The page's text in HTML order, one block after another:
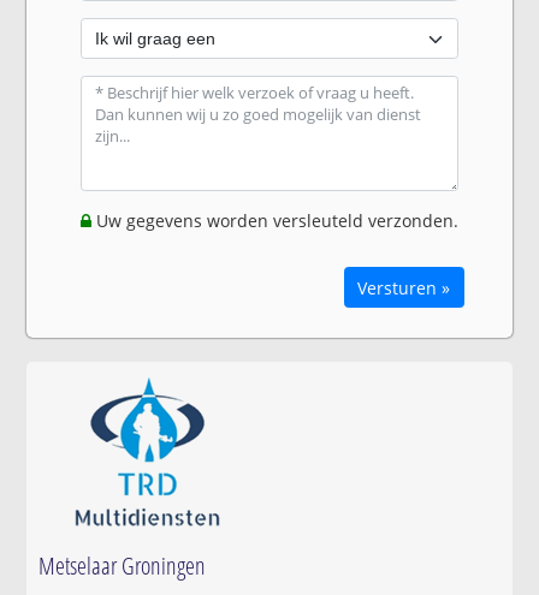
Uw gegevens worden versleuteld verzonden.
Versturen »
Metselaar Groningen